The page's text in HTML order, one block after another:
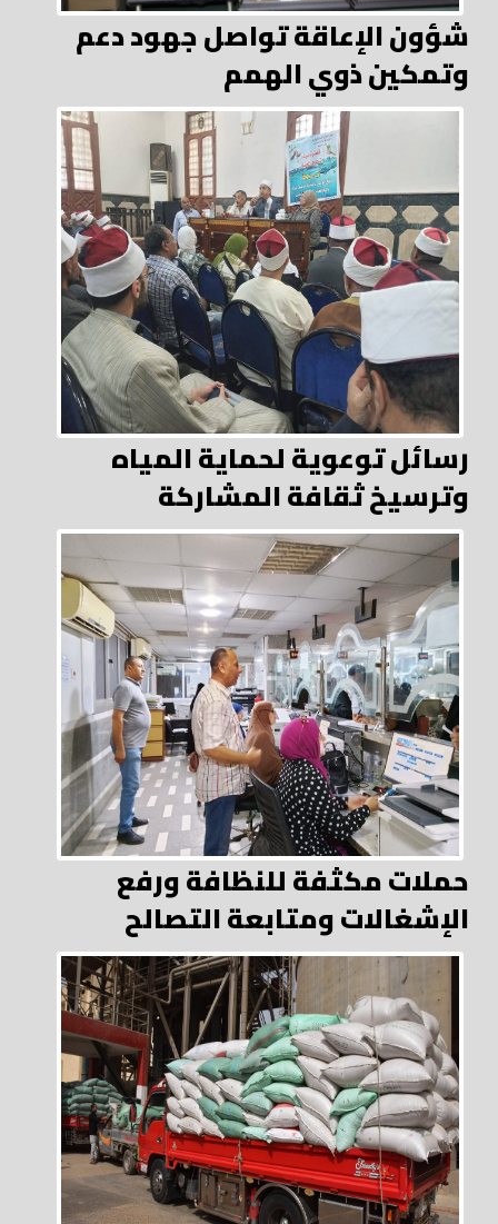
شؤون الإعاقة تواصل جهود دعم
وتمكين ذوي الهمم
رسائل توعوية لحماية المياه
وترسيخ ثقافة المشاركة
حملات مكثفة للنظافة ورفع
الإشغالات ومتابعة التصالح